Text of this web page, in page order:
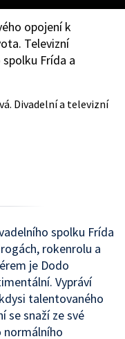
opojení k
Televizní
Frída a
Divadelní a televizní
spolku Frída
rokenrolu a
je Dodo
Vypráví
talentovaného
se snaží ze své
normálního